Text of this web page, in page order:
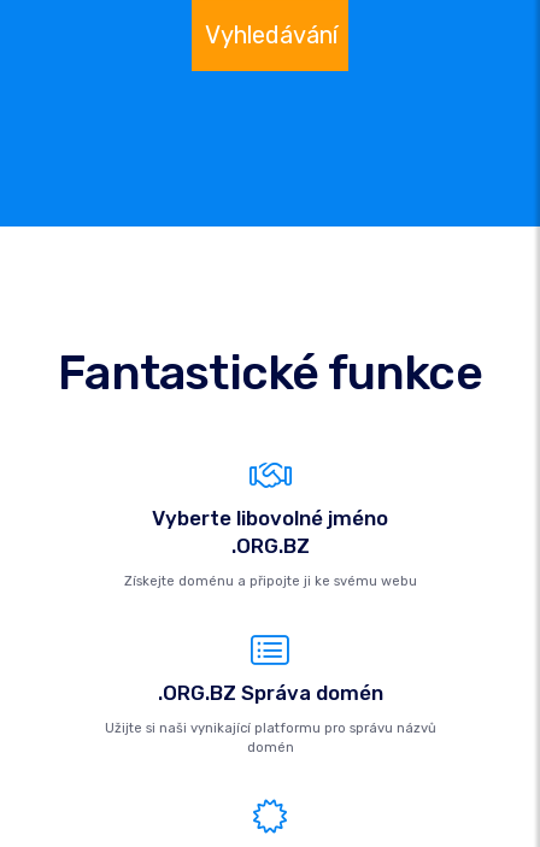
Vyhledávání
Fantastické funkce
Vyberte libovolné jméno
.ORG.BZ
Získejte doménu a připojte ji ke svému webu
.ORG.BZ Správa domén
Užijte si naši vynikající platformu pro správu názvů
domén